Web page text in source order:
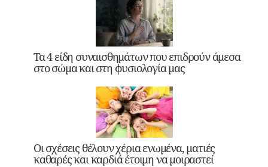
Τα 4 είδη συναισθημάτων που επιδρούν άμεσα
στο σώμα και στη φυσιολογία μας
Οι σχέσεις θέλουν χέρια ενωμένα, ματιές
καθαρές και καρδιά έτοιμη να μοιραστεί